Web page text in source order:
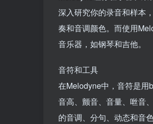
深入研究你的录音和样本
奏和音调颜色。而使用
音乐器，如钢琴和吉他。
音符和工具
在Melodyne中，音符是用
音高、颤音、音量、咝音
的音调、分句、动态和音